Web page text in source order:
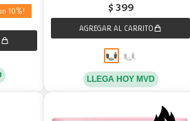
10
$ 399
LLEGA HOY MVD